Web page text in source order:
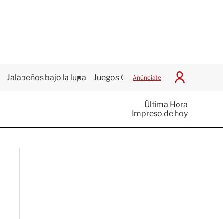
Jalapeños bajo la lupa Juegos Centroamericanos
Anúnciate
I
c
i
a
Última Hora
Impreso de hoy